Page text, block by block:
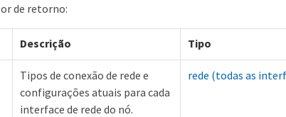
de retorno:
Descrição Tipo
Tipos de conexão de rede e
configurações atuais para cada
interface de rede do nó.
rede (todas as